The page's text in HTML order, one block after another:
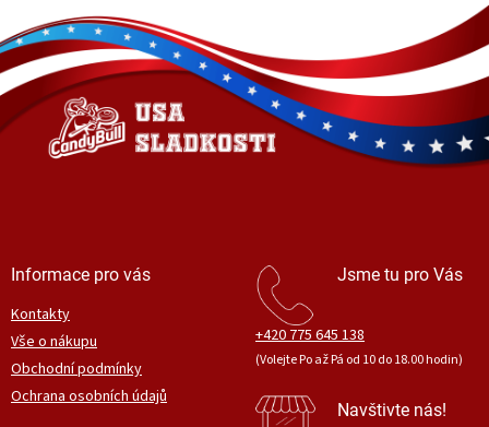
á
p
a
í
Informace pro vás
Kontakty
Vše o nákupu
Obchodní podmínky
Ochrana osobních údajů
Jsme tu pro Vás
+420 775 645 138
(Volejte Po až Pá od 10 do 18.00 hodin)
Navštivte nás!